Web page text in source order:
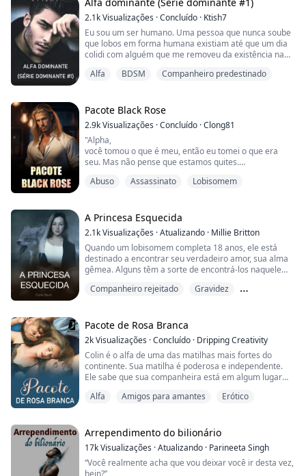
Eram os mesmos sussurros, as mesmas palavras que
eu ouço desde que cresci.
Não sei se as pessoas algum dia...
2.1kVisualizações ·Concluído · Ktish7
Eu sou um ser humano. Uma pessoa que nunca soube
que lobos em forma humana existiam até que um dia
colidi com alguém que me removeu da existência na
própria espécie - os lobisomens.
demonstra seu amor por mim são opressivas. Talvez
ele mude - mas será que eu sempre estive
alimentando uma falsa es...
Alfa BDSM Companheiro predestinado
Pacote Black Rose
2.9kVisualizações ·Concluído ·Clong81
"Alpha,
você tomou o que é meu, então eu tomei o que era
seu. Mas não pense que estamos quites.
O Rei dos Renegados"
O que você faz quando o mundo está sendo
atormentado pelo rei dos renegados? Lobas e filhotes
estão desaparecendo. Alcateias estão sendo atacadas
e eliminadas.
--------------------------------------------------...
Abuso Assassinato Lobisomem
A Princesa Esquecida
2.1kVisualizações ·Atualizando · Millie Britton
Quando um lobisomem completa 18 anos, ele está
destinado a encontrar seu verdadeiro amor, sua alma
gêmea. Alguns têm a sorte de encontrá-los naquele
encontrarem.
isso não significa apenas encontrar seu par, também
significa o começo de todo o seu futuro; governar
sobre todos os seres sobrenaturais.
At...
Companheiro rejeitado
Gravidez
Pacote de Rosa Branca
2kVisualizações ·Concluído · Dripping Creativity
Colin é o alfa de uma das matilhas mais fortes do
continente. Sua matilha é poderosa e independente.
Ele sabe que sua companheira está em algum lugar
matilhas, clãs, tribos e até ninhos. Além disso, há a lista
interminável de responsabilidades qu...
Alfa Amigos para amantes Erótico
Arrependimento do bilionário
17kVisualizações ·Atualizando · Parineeta Singh
“Você realmente acha que vou deixar você ir desta vez,
hein?”